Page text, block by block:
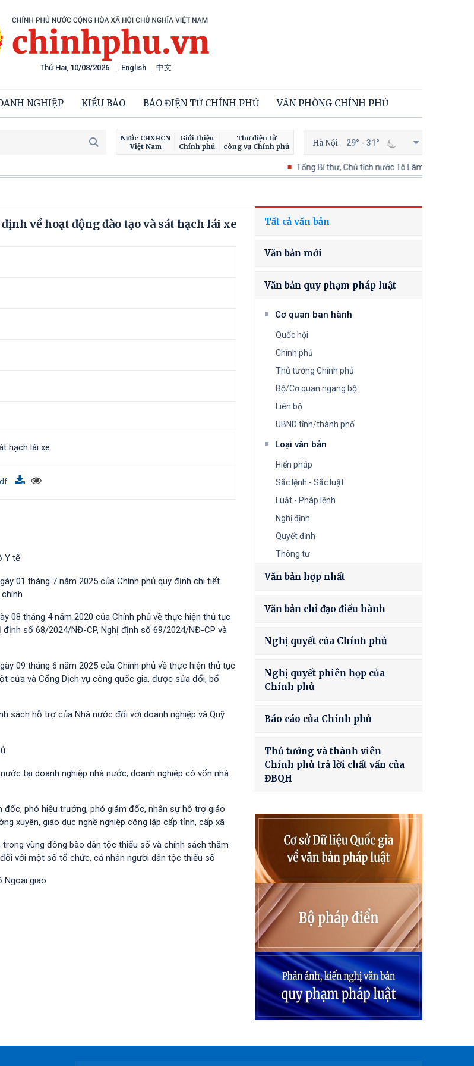
English 中文
NGHIỆP KIỀU BÀO BÁO ĐIỆN TỬ CHÍNH PHỦ VĂN PHÒNG CHÍNH PHỦ
Thứ Hai, 10/08/2026
Nước CHXHCN
Việt Nam
Giới thiệu
Chính phủ
Thư điện tử
công vụ Chính phủ
Hà Nội 29° - 31°
Tổng Bí thư, Chủ tịch nước Tô Lâm thăm cấp Nhà
về hoạt động đào tạo và sát hạch lái xe
hạch lái xe
Y tế
01 tháng 7 năm 2025 của Chính phủ quy định chi tiết
08 tháng 4 năm 2020 của Chính phủ về thực hiện thủ tục
số 68/2024/NĐ-CP, Nghị định số 69/2024/NĐ-CP và
09 tháng 6 năm 2025 của Chính phủ về thực hiện thủ tục
cửa và Cổng Dịch vụ công quốc gia, được sửa đổi, bổ
sách hỗ trợ của Nhà nước đối với doanh nghiệp và Quỹ
tại doanh nghiệp nhà nước, doanh nghiệp có vốn nhà
phó hiệu trưởng, phó giám đốc, nhân sự hỗ trợ giáo
xuyên, giáo dục nghề nghiệp công lập cấp tỉnh, cấp xã
vùng đồng bào dân tộc thiểu số và chính sách thăm
với một số tổ chức, cá nhân người dân tộc thiểu số
Ngoại giao
Tất cả văn bản
Văn bản mới
Văn bản quy phạm pháp luật
Cơ quan ban hành
Quốc hội
Chính phủ
Thủ tướng Chính phủ
Bộ/Cơ quan ngang bộ
Liên bộ
UBND tỉnh/thành phố
Loại văn bản
Hiến pháp
Sắc lệnh - Sắc luật
Luật - Pháp lệnh
Nghị định
Quyết định
Thông tư
Văn bản hợp nhất
Văn bản chỉ đạo điều hành
Nghị quyết của Chính phủ
Nghị quyết phiên họp của
Chính phủ
Báo cáo của Chính phủ
Thủ tướng và thành viên
Chính phủ trả lời chất vấn của
ĐBQH